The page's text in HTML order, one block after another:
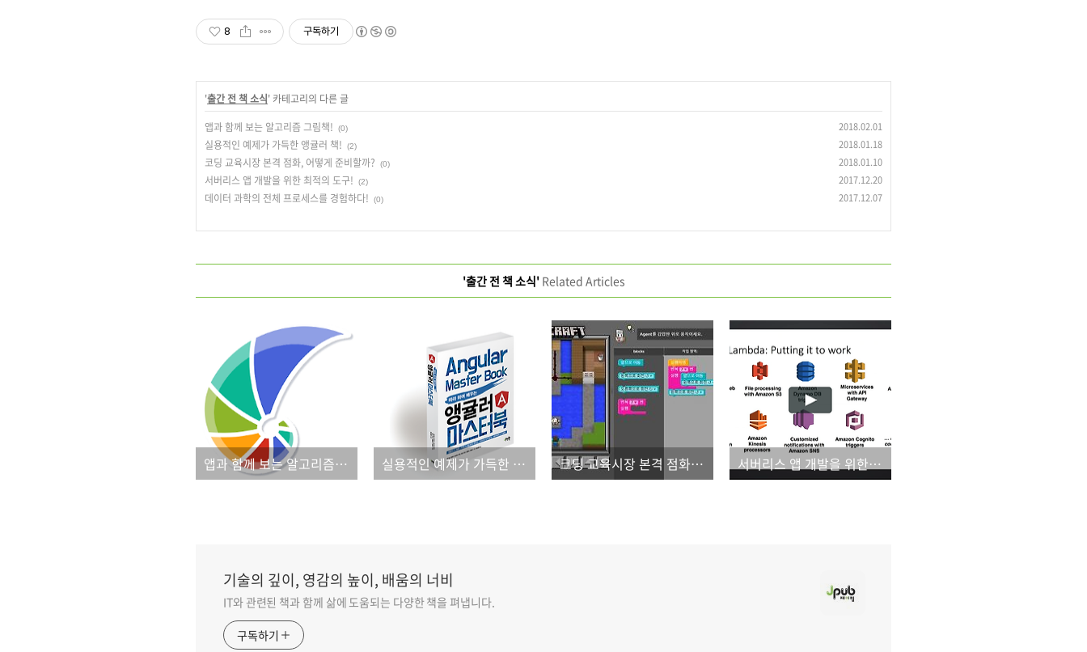
8 구독하기
'출간 전 책 소식' 카테고리의 다른 글
앱과 함께 보는 알고리즘 그림책!
(0) 2018.02.01
실용적인 예제가 가득한 앵귤러 책! (2) 2018.01.18
코딩 교육시장 본격 점화, 어떻게 준비할까? (0) 2018.01.10
서버리스 앱 개발을 위한 최적의 도구! (2) 2017.12.20
데이터 과학의 전체 프로세스를 경험하다! (0) 2017.12.07
'출간 전 책 소식'Related Articles
앱과 함께 보는 알고리즘 그림책! 실용적인 예제가 가득한 앵귤러 책! 코딩 교육시장 본격 점화, 어떻게 준비할까? 서버리스 앱 개발을 위한 최적의 도구!
기술의 깊이, 영감의 높이, 배움의 너비
IT와 관련된 책과 함께 삶에 도움되는 다양한 책을 펴냅니다.
구독하기